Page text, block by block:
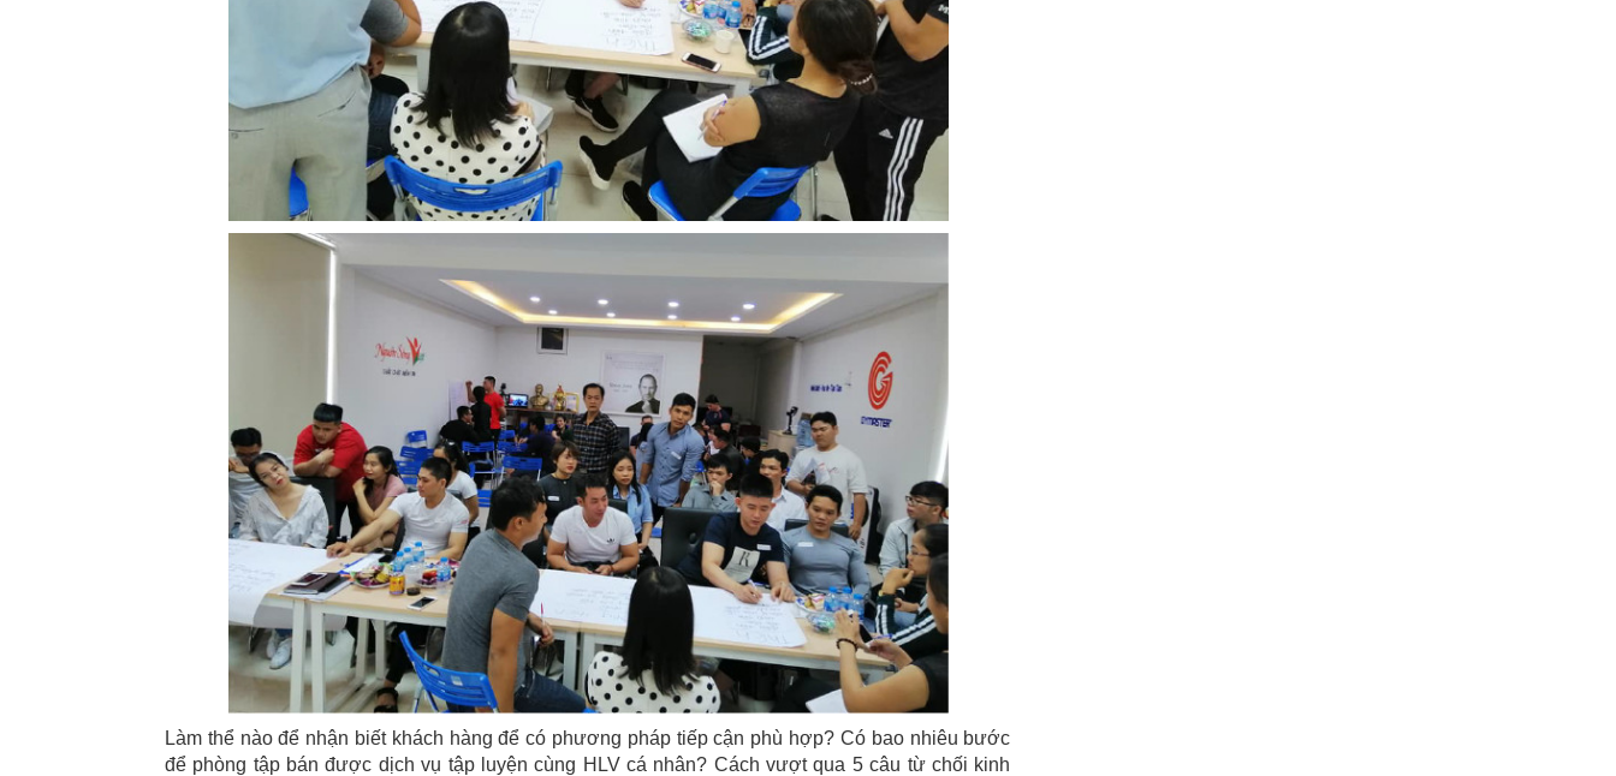
Làm thể nào để nhận biết khách hàng để có phương pháp tiếp cận phù hợp? Có bao nhiêu bước
để phòng tập bán được dịch vụ tập luyện cùng HLV cá nhân? Cách vượt qua 5 câu từ chối kinh